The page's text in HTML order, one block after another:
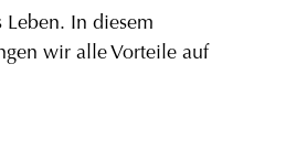
Leben. In diesem
wir alle Vorteile auf